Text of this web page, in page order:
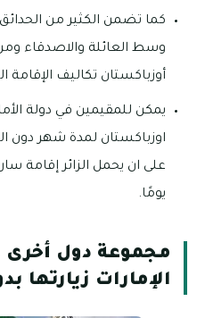
كما تضمن الكثير من الحدائق
وسط العائلة والاصدقاء
أوزباكستان تكاليف الإقامة
يمكن للمقيمين في دولة
اوزباكستان لمدة شهر دون
يومًا.
مجموعة دول أخرى
الإمارات زيارتها